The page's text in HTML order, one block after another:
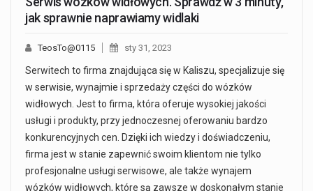
jak sprawnie naprawiamy widlaki
TeosTo@0115 sty 31, 2023
Serwitech to firma znajdująca się w Kaliszu, specjalizuje się
w serwisie, wynajmie i sprzedaży części do wózków
widłowych. Jest to firma, która oferuje wysokiej jakości
usługi i produkty, przy jednoczesnej oferowaniu bardzo
konkurencyjnych cen. Dzięki ich wiedzy i doświadczeniu,
firma jest w stanie zapewnić swoim klientom nie tylko
profesjonalne usługi serwisowe, ale także wynajem
wózków widłowych, które są zawsze w doskonałym stanie